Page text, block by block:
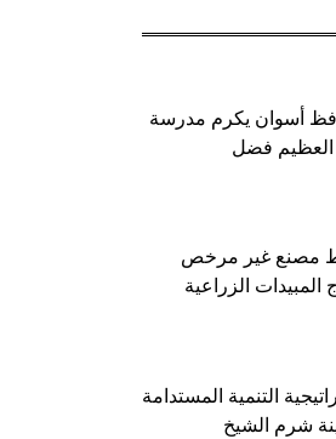
أسوان يكرم مدرسة
العظيم فضل
مصنع غير مرخص
المبيدات الزراعية
التنمية المستدامة
شرم الشيخ